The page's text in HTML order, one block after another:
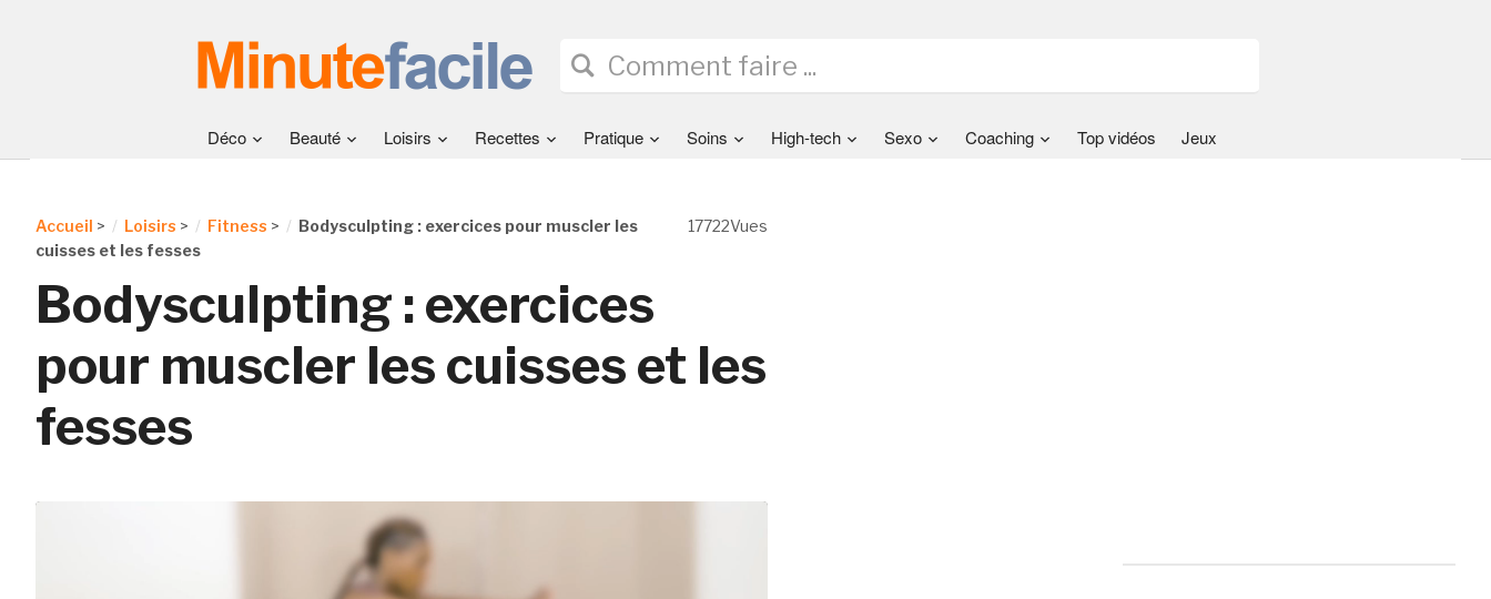
Déco Beauté Loisirs Recettes Pratique Soins High-tech Sexo Coaching Top vidéos Jeux
17722Vues
Accueil > Loisirs > Fitness >
Bodysculpting : exercices pour muscler les
cuisses et les fesses
Bodysculpting : exercices
pour muscler les cuisses et les
fesses